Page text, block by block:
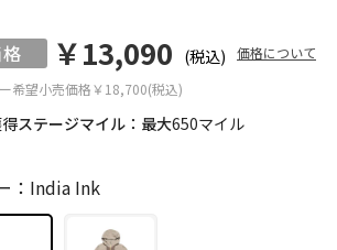
ステージマイル：最大650マイル
希望小売価格￥18,700(税込)
￥13,090 (税込) 価格について
：India Ink